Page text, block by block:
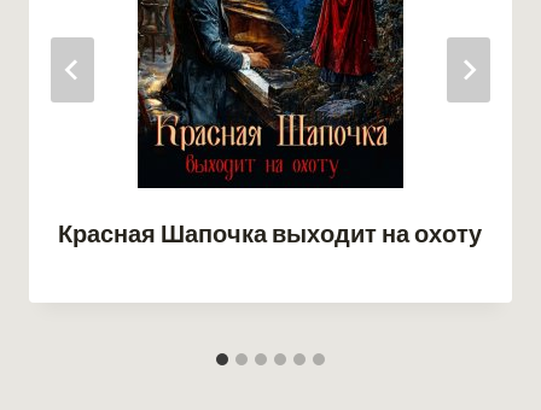
Красная Шапочка выходит на охоту